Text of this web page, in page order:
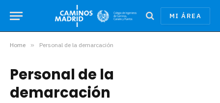
MI ÁREA
Home » Personal de la demarcación
Personal de la
demarcación